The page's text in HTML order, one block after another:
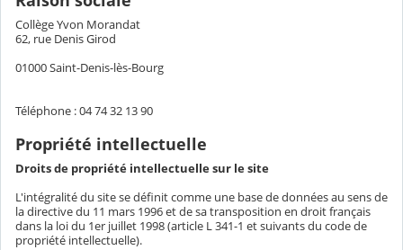
Collège Yvon Morandat
62, rue Denis Girod
01000 Saint-Denis-lès-Bourg
Téléphone : 04 74 32 13 90
Propriété intellectuelle
Droits de propriété intellectuelle sur le site
L'intégralité du site se définit comme une base de données au sens de
la directive du 11 mars 1996 et de sa transposition en droit français
dans la loi du 1er juillet 1998 (article L 341-1 et suivants du code de
propriété intellectuelle).